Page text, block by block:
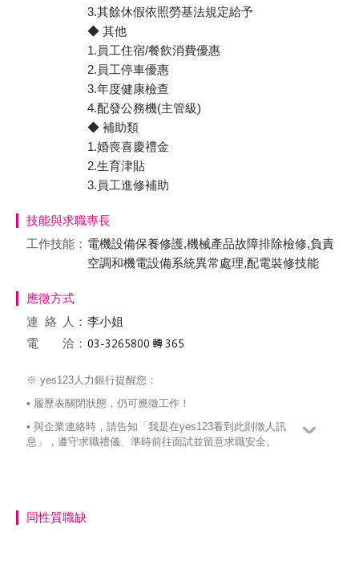
3.其餘休假依照勞基法規定給予
◆ 其他
1.員工住宿/餐飲消費優惠
2.員工停車優惠
3.年度健康檢查
4.配發公務機(主管級)
◆ 補助類
1.婚喪喜慶禮金
2.生育津貼
3.員工進修補助
技能與求職專長
工作技能： 電機設備保養修護,機械產品故障排除檢修,負責
空調和機電設備系統異常處理,配電裝修技能
應徵方式
連絡
人： 李小姐
電 洽：
※ yes123人力銀行提醒您：
• 履歷表關閉狀態，仍可應徵工作！
• 與企業連絡時，請告知「我是在yes123看到此則徵人訊
息」，遵守求職禮儀、準時前往面試並留意求職安全。
同性質職缺